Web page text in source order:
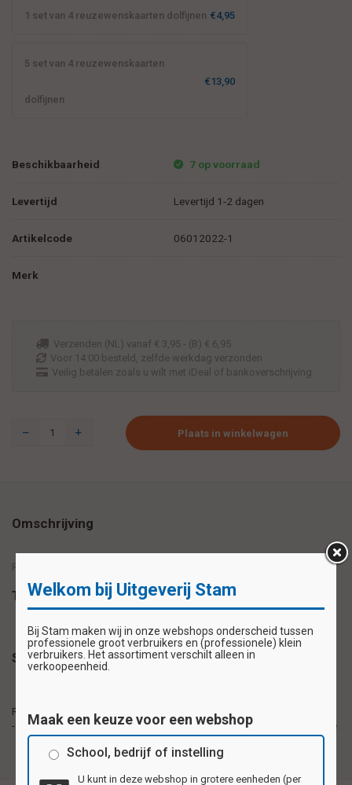
1 set van 4 reuzewenskaarten dolfijnen €4,95
5 set van 4 reuzewenskaarten
dolfijnen
€13,90
Beschikbaarheid 7 op voorraad
Levertijd Levertijd 1-2 dagen
Artikelcode 06012022-1
Merk
Verzenden (NL) vanaf € 3,95 - (B) € 6,95
Voor 14:00 besteld, zelfde werkdag verzonden
Veilig betalen zoals u wilt met iDeal of bankoverschrijving
Plaats in winkelwagen
Omschrijving
Reuzewenskaart serie 12022 - dolfijnen
Tags
Specificaties
Reuzewenskaarten
- formaat A4
20,5x29,5cm (A4). Per pak 4 verschillende motieven.
Ook als verjaardags, bedank- of uitnodigingskaart te
gebruiken.
Welkom bij Uitgeverij Stam
Bij Stam maken wij in onze webshops onderscheid tussen
professionele groot verbruikers en (professionele) klein
verbruikers. Het assortiment verschilt alleen in
verkoopeenheid.
Maak een keuze voor een webshop
School, bedrijf of instelling
U kunt in deze webshop in grotere eenheden (per